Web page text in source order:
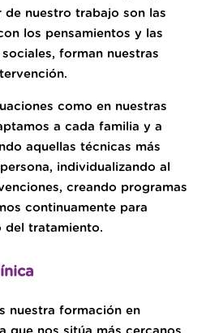
de nuestro trabajo son las
los pensamientos y las
forman nuestras
como en nuestras
a cada familia y a
aquellas técnicas más
individualizando al
creando programas
continuamente para
del tratamiento.
nuestra formación en